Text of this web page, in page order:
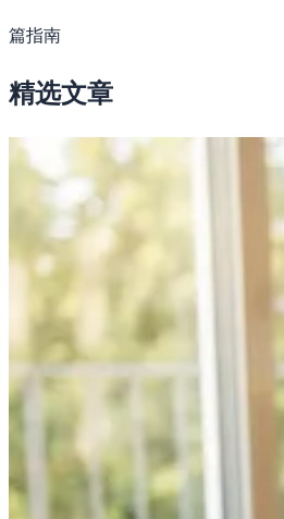
篇指南
精选文章